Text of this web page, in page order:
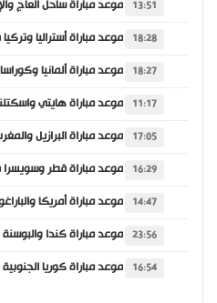
13:51
18:28
18:27
11:17
17:05
16:29
14:47
23:56
16:54